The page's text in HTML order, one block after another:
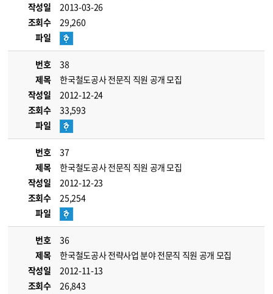
작성일
2013-03-26
조회수
29,260
파일
번호
38
제목
한국철도공사 전문직 직원 공개 모집
작성일
2012-12-24
조회수
33,593
파일
번호
37
제목
한국철도공사 전문직 직원 공개 모집
작성일
2012-12-23
조회수
25,254
파일
번호
36
제목
한국철도공사 전략사업 분야 전문직 직원 공개 모집
작성일
2012-11-13
조회수
26,843